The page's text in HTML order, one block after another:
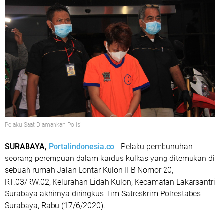
Pelaku Saat Diamankan Polisi
SURABAYA, Portalindonesia.co - Pelaku pembunuhan
seorang perempuan dalam kardus kulkas yang ditemukan di
sebuah rumah Jalan Lontar Kulon II B Nomor 20,
RT.03/RW.02, Kelurahan Lidah Kulon, Kecamatan Lakarsantri
Surabaya akhirnya diringkus Tim Satreskrim Polrestabes
Surabaya, Rabu (17/6/2020).